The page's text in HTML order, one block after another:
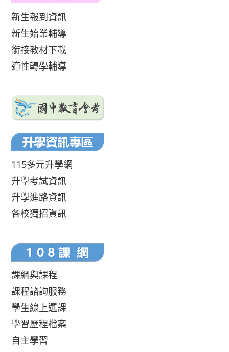
新生報到資訊
新生始業輔導
銜接教材下載
適性轉學輔導
115多元升學網
升學考試資訊
升學進路資訊
各校獨招資訊
課綱與課程
課程諮詢服務
學生線上選課
學習歷程檔案
自主學習